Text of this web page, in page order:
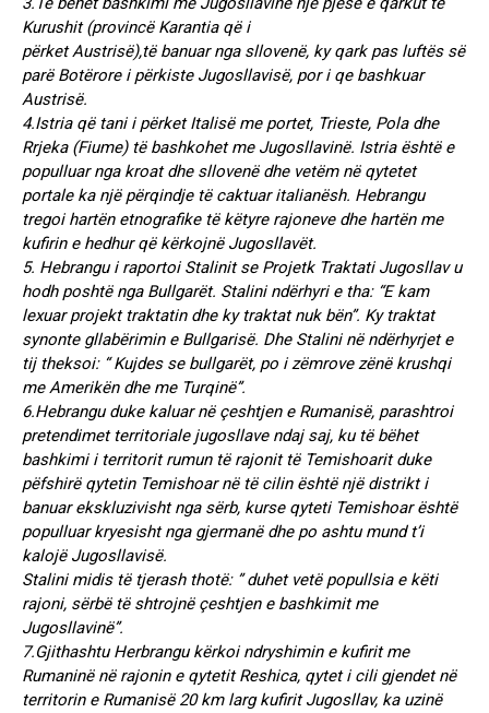
Kurushit (provincë Karantia që i
përket Austrisë),të banuar nga sllovenë, ky qark pas luftës së
parë Botërore i përkiste Jugosllavisë, por i qe bashkuar
Austrisë.
4.Istria që tani i përket Italisë me portet, Trieste, Pola dhe
Rrjeka (Fiume) të bashkohet me Jugosllavinë. Istria është e
populluar nga kroat dhe sllovenë dhe vetëm në qytetet
portale ka një përqindje të caktuar italianësh. Hebrangu
tregoi hartën etnografike të këtyre rajoneve dhe hartën me
kufirin e hedhur që kërkojnë Jugosllavët.
5. Hebrangu i raportoi Stalinit se Projetk Traktati Jugosllav u
hodh poshtë nga Bullgarët. Stalini ndërhyri e tha: “E kam
lexuar projekt traktatin dhe ky traktat nuk bën”. Ky traktat
synonte gllabërimin e Bullgarisë. Dhe Stalini në ndërhyrjet e
tij theksoi: “ Kujdes se bullgarët, po i zëmrove zënë krushqi
me Amerikën dhe me Turqinë”.
6.Hebrangu duke kaluar në çeshtjen e Rumanisë, parashtroi
pretendimet territoriale jugosllave ndaj saj, ku të bëhet
bashkimi i territorit rumun të rajonit të Temishoarit duke
pëfshirë qytetin Temishoar në të cilin është një distrikt i
banuar ekskluzivisht nga sërb, kurse qyteti Temishoar është
populluar kryesisht nga gjermanë dhe po ashtu mund t’i
kalojë Jugosllavisë.
Stalini midis të tjerash thotë: ” duhet vetë popullsia e këti
rajoni, sërbë të shtrojnë çeshtjen e bashkimit me
Jugosllavinë”.
7.Gjithashtu Herbrangu kërkoi ndryshimin e kufirit me
Rumaninë në rajonin e qytetit Reshica, qytet i cili gjendet në
territorin e Rumanisë 20 km larg kufirit Jugosllav, ka uzinë